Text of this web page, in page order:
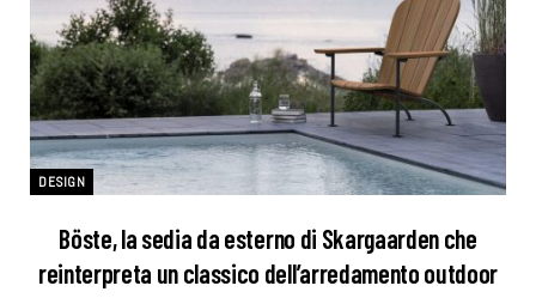
DESIGN
Böste, la sedia da esterno di Skargaarden che
reinterpreta un classico dell’arredamento outdoor